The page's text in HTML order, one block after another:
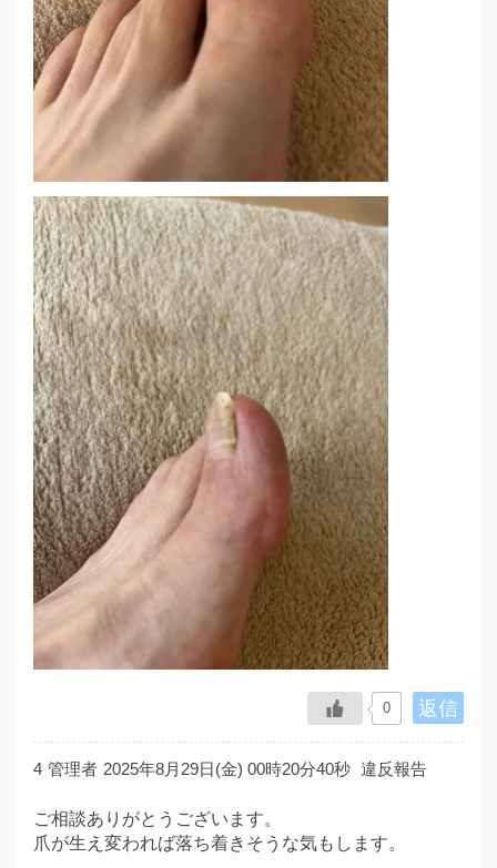
返信
0
4 管理者 2025年8月29日(金) 00時20分40秒 違反報告
ご相談ありがとうございます。
爪が生え変われば落ち着きそうな気もします。